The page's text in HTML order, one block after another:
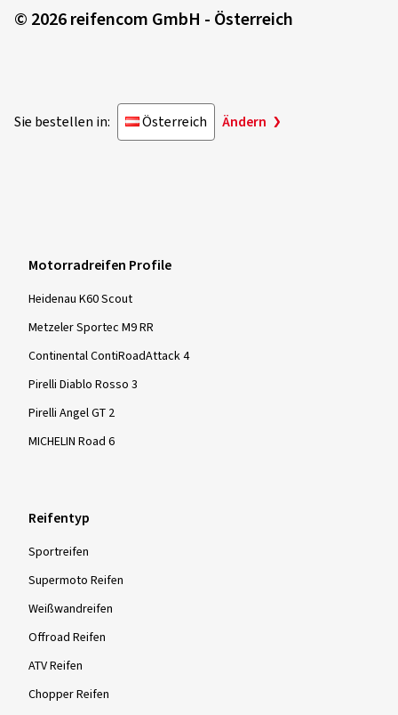
© 2026 reifencom GmbH - Österreich
Sie bestellen in: Österreich Ändern
Motorradreifen Profile
Heidenau K60 Scout
Metzeler Sportec M9 RR
Continental ContiRoadAttack 4
Pirelli Diablo Rosso 3
Pirelli Angel GT 2
MICHELIN Road 6
Reifentyp
Sportreifen
Supermoto Reifen
Weißwandreifen
Offroad Reifen
ATV Reifen
Chopper Reifen